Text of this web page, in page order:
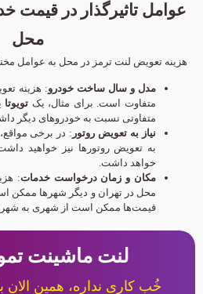
عوامل تاثیرگذار در قیمت
محل
هزینه تعویض لنت ترمز در محل به عوامل
مدل و سال ساخت خودرو: هزینه
متفاوت است. برای مثال، یک تویوتا
متفاوتی نسبت به خودروهای دیگر
نیاز به تعویض روتور : در برخی
به تعویض روتورها نیز خواهید
خواهد داشت.
مکان و زمان درخواست خدمات:
محل در تهران و دیگر شهرها ممکن
قیمت‌ها ممکن است از شهری به شهر
لنت ماشینت